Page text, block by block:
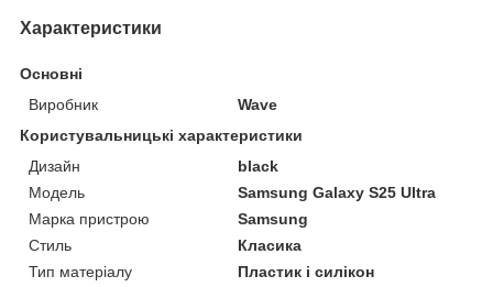
Характеристики
Основні
Виробник
Wave
Користувальницькі характеристики
Дизайн
black
Мoдель
Samsung Galaxy S25 Ultra
Марка пристрою
Samsung
Стиль
Класика
Тип матеріалу
Пластик і силікон